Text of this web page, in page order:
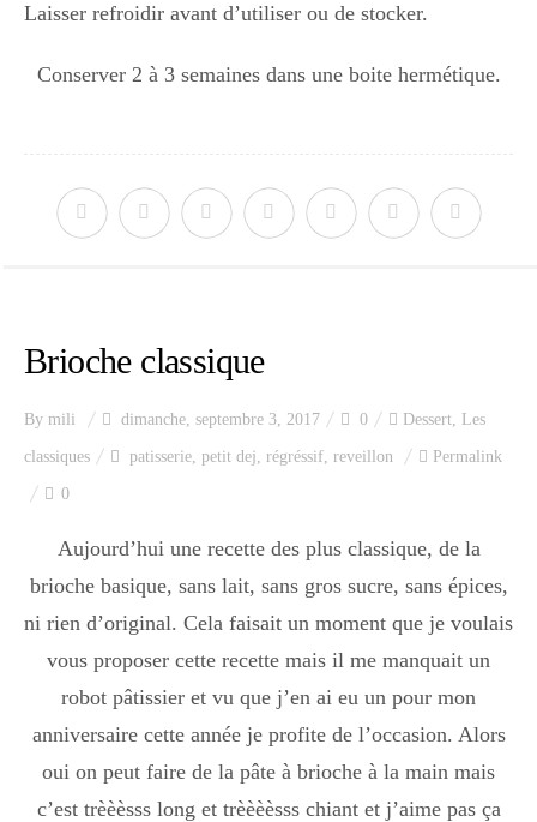
Laisser refroidir avant d’utiliser ou de stocker.
Conserver 2 à 3 semaines dans une boite hermétique.
Brioche classique
By mili dimanche, septembre 3, 2017 0 Dessert, Les
classiques patisserie, petit dej, régréssif, reveillon Permalink
0
Aujourd’hui une recette des plus classique, de la
brioche basique, sans lait, sans gros sucre, sans épices,
ni rien d’original. Cela faisait un moment que je voulais
vous proposer cette recette mais il me manquait un
robot pâtissier et vu que j’en ai eu un pour mon
anniversaire cette année je profite de l’occasion. Alors
oui on peut faire de la pâte à brioche à la main mais
c’est trèèèsss long et trèèèèsss chiant et j’aime pas ça